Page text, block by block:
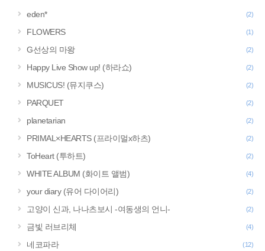
eden*
(2)
FLOWERS (1)
G선상의 마왕 (2)
Happy Live Show up! (하라쇼) (2)
MUSICUS! (뮤지쿠스) (2)
PARQUET (2)
planetarian (2)
PRIMAL×HEARTS (프라이멀x하츠) (2)
ToHeart (투하트) (2)
WHITE ALBUM (화이트 앨범) (4)
your diary (유어 다이어리) (2)
고양이 신과, 나나츠보시 -여동생의 언니- (2)
금빛 러브리체 (4)
네코파라 (12)